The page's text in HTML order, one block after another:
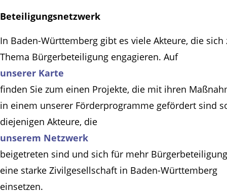
Beteiligungsnetzwerk
In Baden-Württemberg gibt es viele Akteure, die sich
Thema Bürgerbeteiligung engagieren. Auf
unserer Karte
finden Sie zum einen Projekte, die mit ihren
in einem unserer Förderprogramme gefördert sind
diejenigen Akteure, die
unserem Netzwerk
beigetreten sind und sich für mehr
eine starke Zivilgesellschaft in Baden-Württemberg
einsetzen.